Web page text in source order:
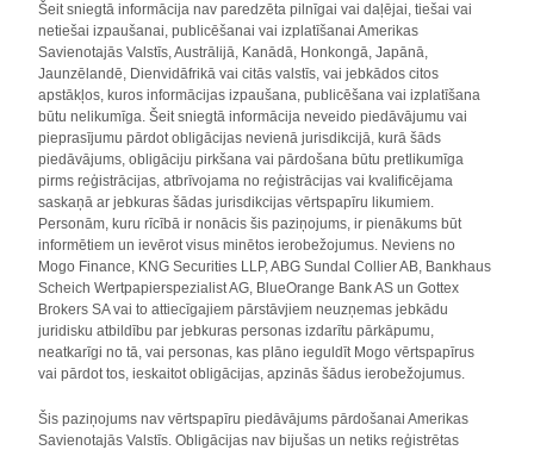
Šeit sniegtā informācija nav paredzēta pilnīgai vai daļējai, tiešai vai
netiešai izpaušanai, publicēšanai vai izplatīšanai Amerikas
Savienotajās Valstīs, Austrālijā, Kanādā, Honkongā, Japānā,
Jaunzēlandē, Dienvidāfrikā vai citās valstīs, vai jebkādos citos
apstākļos, kuros informācijas izpaušana, publicēšana vai izplatīšana
būtu nelikumīga. Šeit sniegtā informācija neveido piedāvājumu vai
pieprasījumu pārdot obligācijas nevienā jurisdikcijā, kurā šāds
piedāvājums, obligāciju pirkšana vai pārdošana būtu pretlikumīga
pirms reģistrācijas, atbrīvojama no reģistrācijas vai kvalificējama
saskaņā ar jebkuras šādas jurisdikcijas vērtspapīru likumiem.
Personām, kuru rīcībā ir nonācis šis paziņojums, ir pienākums būt
informētiem un ievērot visus minētos ierobežojumus. Neviens no
Mogo Finance, KNG Securities LLP, ABG Sundal Collier AB, Bankhaus
Scheich Wertpapierspezialist AG, BlueOrange Bank AS un Gottex
Brokers SA vai to attiecīgajiem pārstāvjiem neuzņemas jebkādu
juridisku atbildību par jebkuras personas izdarītu pārkāpumu,
neatkarīgi no tā, vai personas, kas plāno ieguldīt Mogo vērtspapīrus
vai pārdot tos, ieskaitot obligācijas, apzinās šādus ierobežojumus.
Šis paziņojums nav vērtspapīru piedāvājums pārdošanai Amerikas
Savienotajās Valstīs. Obligācijas nav bijušas un netiks reģistrētas